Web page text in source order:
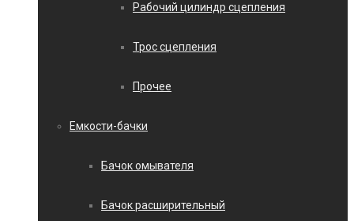
Рабочий цилиндр сцепления
Трос сцепления
Прочее
Емкости-бачки
Бачок омывателя
Бачок расширительный